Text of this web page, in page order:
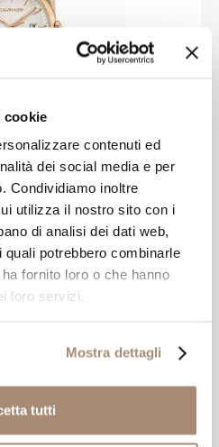
cookie
contenuti ed
dei social media e per
Condividiamo inoltre
utilizza il nostro sito con i
di analisi dei dati web,
potrebbero combinarle
fornito loro o che hanno
loro servizi.
Mostra dettagli
tutti
KLEIN
da donna in acciaio
rosè
-30%